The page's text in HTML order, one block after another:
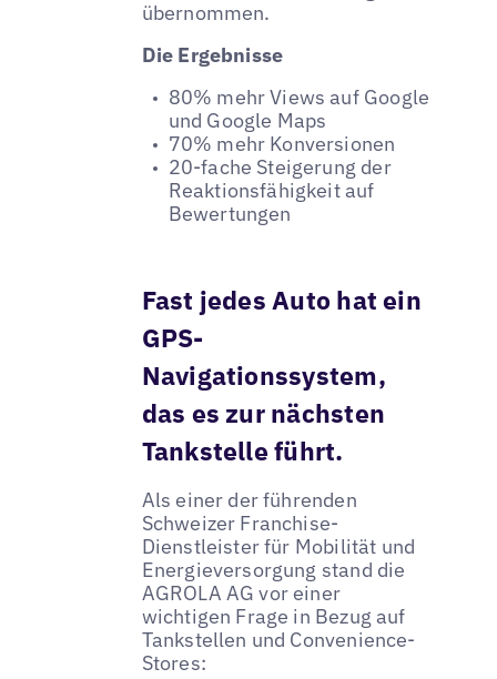
übernommen.
Die Ergebnisse
80% mehr Views auf Google
und Google Maps
70% mehr Konversionen
20-fache Steigerung der
Reaktionsfähigkeit auf
Bewertungen
Fast jedes Auto hat ein
GPS-
Navigationssystem,
das es zur nächsten
Tankstelle führt.
Als einer der führenden
Schweizer Franchise-
Dienstleister für Mobilität und
Energieversorgung stand die
AGROLA AG vor einer
wichtigen Frage in Bezug auf
Tankstellen und Convenience-
Stores: